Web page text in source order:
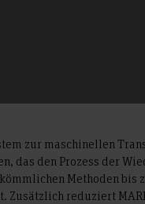
zur maschinellen
das den Prozess der
Methoden bis
Zusätzlich reduziert